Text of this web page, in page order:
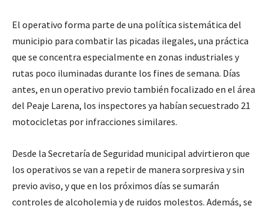
El operativo forma parte de una política sistemática del
municipio para combatir las picadas ilegales, una práctica
que se concentra especialmente en zonas industriales y
rutas poco iluminadas durante los fines de semana. Días
antes, en un operativo previo también focalizado en el área
del Peaje Larena, los inspectores ya habían secuestrado 21
motocicletas por infracciones similares.
Desde la Secretaría de Seguridad municipal advirtieron que
los operativos se van a repetir de manera sorpresiva y sin
previo aviso, y que en los próximos días se sumarán
controles de alcoholemia y de ruidos molestos. Además, se